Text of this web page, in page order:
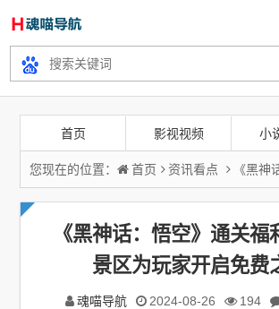
首页 影视视频 小
您现在的位置： 首页 资讯看点 《黑
《黑神话：悟空》通关福
景区为玩家开启免费
魂喵导航 2024-08-26 194